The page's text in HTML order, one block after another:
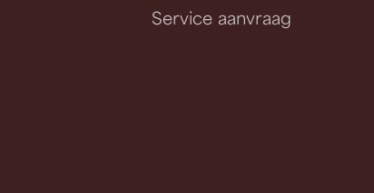
Service aanvraag